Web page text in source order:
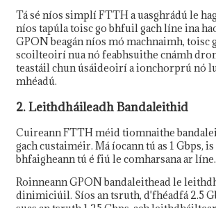
Tá sé níos simplí FTTH a uasghrádú le
níos tapúla toisc go bhfuil gach líne ina
GPON beagán níos mó machnaimh, toisc
scoilteoirí nua nó feabhsuithe cnámh
teastáil chun úsáideoirí a ionchorprú nó
mhéadú.
2. Leithdháileadh Bandaleithid
Cuireann FTTH méid tiomnaithe
gach custaiméir. Má íocann tú as 1 Gbps, is
bhfaigheann tú é fiú le comharsana ar líne.
Roinneann GPON bandaleithead le
dinimiciúil. Síos an tsruth, d'fhéadfá 2.5